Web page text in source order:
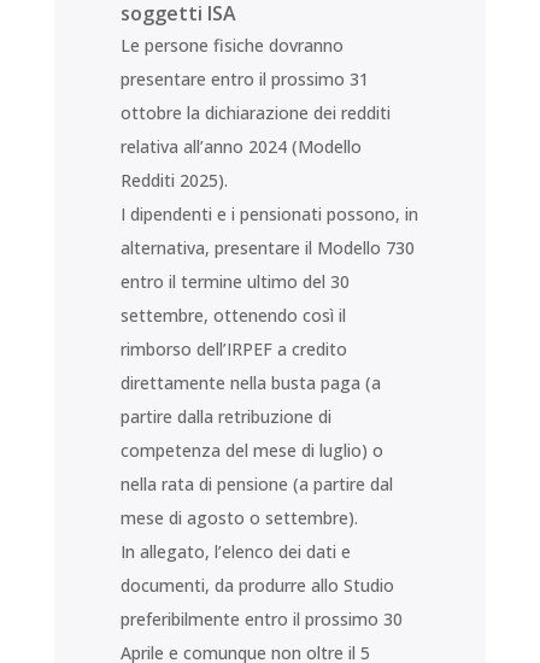
soggetti ISA
Le persone fisiche dovranno
presentare entro il prossimo 31
ottobre la dichiarazione dei redditi
relativa all’anno 2024 (Modello
Redditi 2025).
I dipendenti e i pensionati possono, in
alternativa, presentare il Modello 730
entro il termine ultimo del 30
settembre, ottenendo così il
rimborso dell’IRPEF a credito
direttamente nella busta paga (a
partire dalla retribuzione di
competenza del mese di luglio) o
nella rata di pensione (a partire dal
mese di agosto o settembre).
In allegato, l’elenco dei dati e
documenti, da produrre allo Studio
preferibilmente entro il prossimo 30
Aprile e comunque non oltre il 5